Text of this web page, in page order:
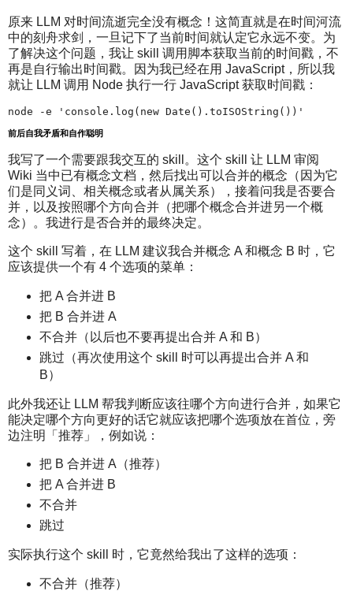
原来 LLM 对时间流逝完全没有概念！这简直就是在时间河流
中的刻舟求剑，一旦记下了当前时间就认定它永远不变。为
了解决这个问题，我让 skill 调用脚本获取当前的时间戳，不
再是自行输出时间戳。因为我已经在用 JavaScript，所以我
就让 LLM 调用 Node 执行一行 JavaScript 获取时间戳：
前后自我矛盾和自作聪明
我写了一个需要跟我交互的 skill。这个 skill 让 LLM 审阅
Wiki 当中已有概念文档，然后找出可以合并的概念（因为它
们是同义词、相关概念或者从属关系），接着问我是否要合
并，以及按照哪个方向合并（把哪个概念合并进另一个概
念）。我进行是否合并的最终决定。
这个 skill 写着，在 LLM 建议我合并概念 A 和概念 B 时，它
应该提供一个有 4 个选项的菜单：
把 A 合并进 B
把 B 合并进 A
不合并（以后也不要再提出合并 A 和 B）
跳过（再次使用这个 skill 时可以再提出合并 A 和
B）
此外我还让 LLM 帮我判断应该往哪个方向进行合并，如果它
能决定哪个方向更好的话它就应该把哪个选项放在首位，旁
边注明「推荐」，例如说：
把 B 合并进 A（推荐）
把 A 合并进 B
不合并
跳过
实际执行这个 skill 时，它竟然给我出了这样的选项：
不合并（推荐）